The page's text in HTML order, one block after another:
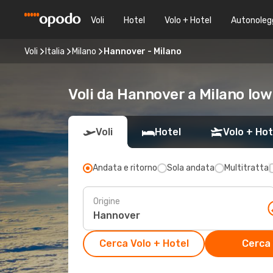
Voli Hotel Volo + Hotel
Voli Italia Milano Hannover - Milano
Voli da Hannover a Milano
Voli Hotel Volo +
Andata e ritorno Sola andata Multitratta
Origine
Cerca Volo + Hotel Cerca